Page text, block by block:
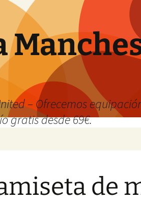
– Ofrecemos
gratis desde 69€.
de